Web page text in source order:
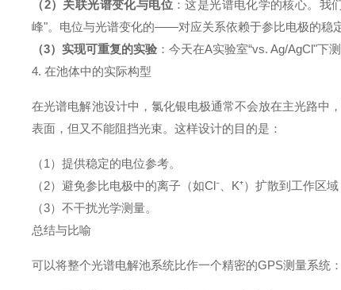
（2）关联光谱变化与电位：这是光谱电化学的核心。我
峰"。电位与光谱变化的——对应关系依赖于参比电极的稳定
（3）实现可重复的实验 ：今天在A实验室“vs. Ag/AgCl"下
4. 在池体中的实际构型
在光谱电解池设计中，氯化银电极通常不会放在主光路中
表面，但又不能阻挡光束。这样设计的目的是：
（1）提供稳定的电位参考。
（2）避免参比电极中的离子（如Cl⁻、K⁺）扩散到工作区
（3）不干扰光学测量。
总结与比喻
可以将整个光谱电解池系统比作一个精密的GPS测量系统：